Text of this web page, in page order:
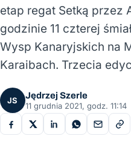
etap regat Setką przez
godzinie 11 czterej
Wysp Kanaryjskich na
Karaibach. Trzecia
JS
Jędrzej Szerle
11 grudnia 2021, godz. 11:14